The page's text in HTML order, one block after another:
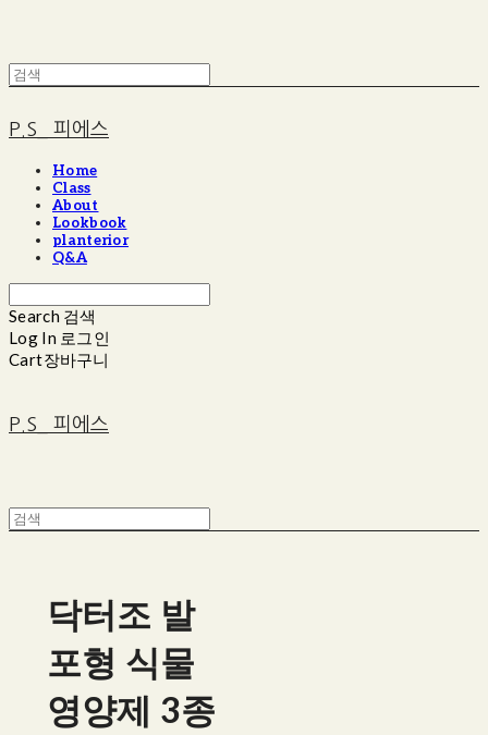
P.S_ 피에스
Home
Class
About
Lookbook
planterior
Q&A
Search 검색
Log In 로그인
Cart장바구니
P.S_ 피에스
닥터조 발
포형 식물
영양제 3종